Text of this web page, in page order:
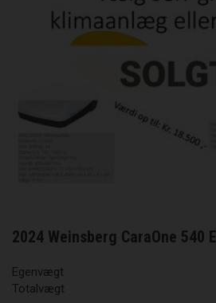
2024 Weinsberg CaraOne 540
Egenvægt
Totalvægt